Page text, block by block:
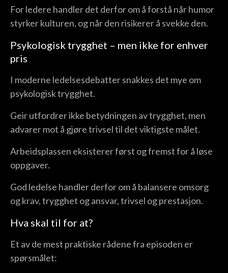
For ledere handler det derfor om å forstå når humor
styrker kulturen, og når den risikerer å svekke den.
Psykologisk trygghet – men ikke for enhver
pris
I moderne ledelsesdebatter snakkes det mye om
psykologisk trygghet.
Geir utfordrer ikke betydningen av trygghet, men
advarer mot å gjøre trivsel til det viktigste målet.
Arbeidsplassen eksisterer først og fremst for å løse
oppgaver.
God ledelse handler derfor om å balansere omsorg
og krav, trygghet og ansvar, trivsel og prestasjon.
Hva skal til for at?
Et av de mest praktiske rådene fra episoden er
spørsmålet: